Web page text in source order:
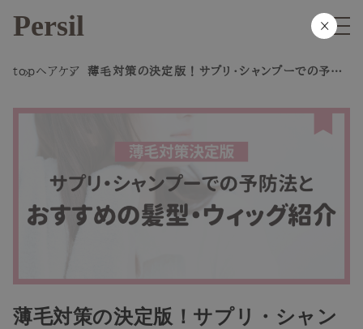
Persil
topヘアケア
薄毛対策の決定版！サプリ・シャンプーでの予防
薄毛対策の決定版！サプリ・シャン
×